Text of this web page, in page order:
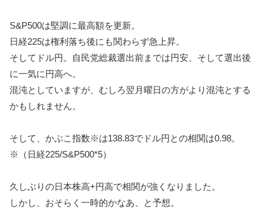
S&P500は堅調に最高額を更新。
日経225は権利落ち後にも関わらず急上昇。
そしてドル円。自民党総裁選出前までは円安、そして選出後
に一気に円高へ。
混沌としていますが、むしろ翌月曜日の方がより混沌とする
かもしれません。
そして、かぶこ指数※は138.83でドル円との相関は0.98。
※（日経225/S&P500*5）
久しぶりの日本株高+円高で相関が強くなりました。
しかし、おそらく一時的かなあ、と予想。